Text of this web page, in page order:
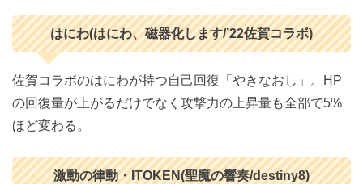
はにわ(はにわ、磁器化します/’22佐賀コラボ)
佐賀コラボのはにわが持つ自己回復「やきなおし」。HP
の回復量が上がるだけでなく攻撃力の上昇量も全部で5%
ほど変わる。
激動の律動・ITOKEN(聖魔の響奏/destiny8)